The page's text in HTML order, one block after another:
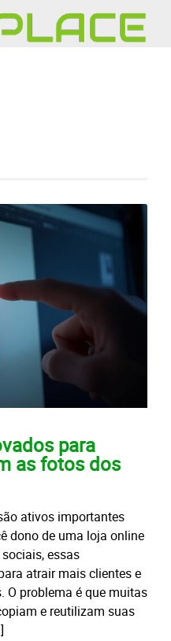
para
as fotos dos
ativos importantes
dono de uma loja online
essas
atrair mais clientes e
O problema é que muitas
e reutilizam suas